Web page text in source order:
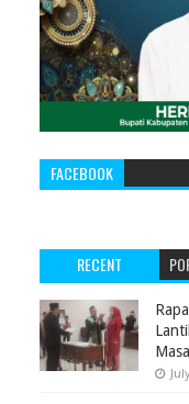
FACEBOOK
RECENT